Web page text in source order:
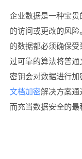
企业数据是一种宝
的访问或更改的风
的数据都必须确保
过可靠的算法将普
密钥会对数据进行加
文档加密解决方案
而充当数据安全的最